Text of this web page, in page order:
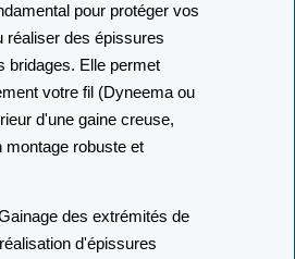
pour protéger vos
réaliser des épissures
bridages. Elle permet
votre fil (Dyneema ou
d'une gaine creuse,
montage robuste et
des extrémités de
d'épissures